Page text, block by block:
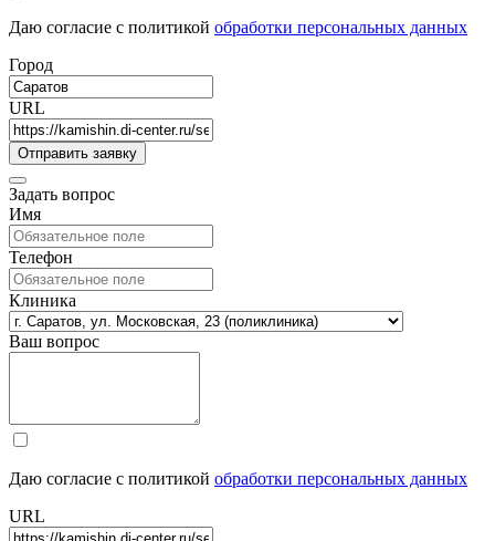
Даю согласие с политикой обработки персональных данных
Город
URL
Задать вопрос
Имя
Телефон
Клиника
Ваш вопрос
Даю согласие с политикой обработки персональных данных
URL